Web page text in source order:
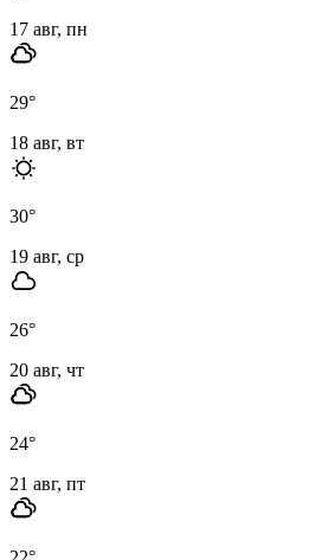
17 авг, пн
29°
18 авг, вт
30°
19 авг, ср
26°
20 авг, чт
24°
21 авг, пт